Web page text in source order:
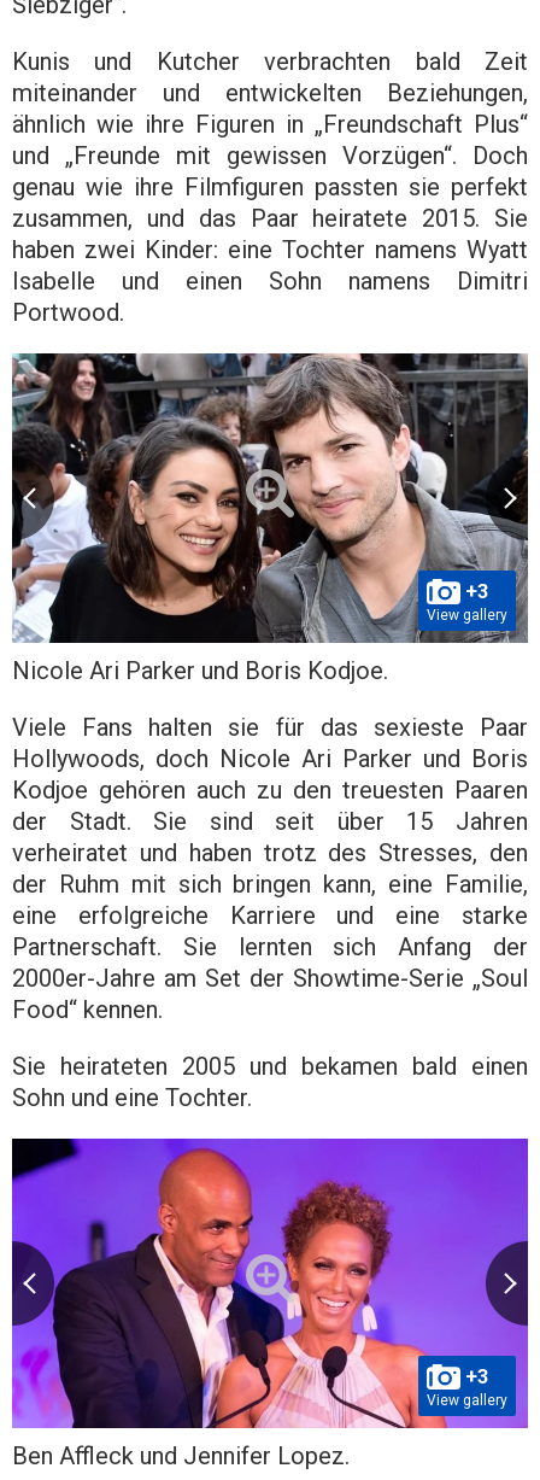
Kunis und Kutcher verbrachten bald Zeit
miteinander und entwickelten Beziehungen,
ähnlich wie ihre Figuren in „Freundschaft Plus“
und „Freunde mit gewissen Vorzügen“. Doch
genau wie ihre Filmfiguren passten sie perfekt
zusammen, und das Paar heiratete 2015. Sie
haben zwei Kinder: eine Tochter namens Wyatt
Isabelle und einen Sohn namens Dimitri
Portwood.
+3
View gallery
Nicole Ari Parker und Boris Kodjoe.
Viele Fans halten sie für das sexieste Paar
Hollywoods, doch Nicole Ari Parker und Boris
Kodjoe gehören auch zu den treuesten Paaren
der Stadt. Sie sind seit über 15 Jahren
verheiratet und haben trotz des Stresses, den
der Ruhm mit sich bringen kann, eine Familie,
eine erfolgreiche Karriere und eine starke
Partnerschaft. Sie lernten sich Anfang der
2000er-Jahre am Set der Showtime-Serie „Soul
Food“ kennen.
Sie heirateten 2005 und bekamen bald einen
Sohn und eine Tochter.
+3
View gallery
Ben Affleck und Jennifer Lopez.